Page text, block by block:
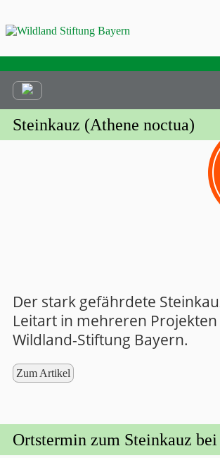
Steinkauz (Athene noctua)
Der stark gefährdete
Leitart in mehreren
Wildland-Stiftung Bayern.
Zum Artikel
Ortstermin zum Steinkauz